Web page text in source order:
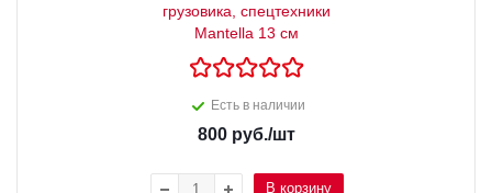
грузовика, спецтехники
Mantella 13 см
Есть в наличии
800 руб./шт
В корзину